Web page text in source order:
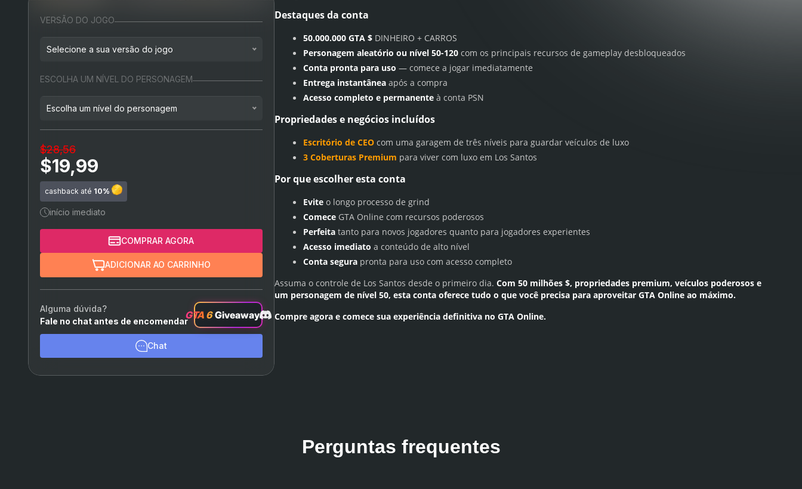
VERSÃO DO JOGO
Selecione a sua versão do jogo
Playstation 4
ESCOLHA UM NÍVEL DO PERSONAGEM
Escolha um nível do personagem
Nível 50(+$9,99)
Nível 120(+$19,99)
$28,56
$19,99
cashback até 10%
início imediato
COMPRAR AGORA
ADICIONAR AO CARRINHO
Alguma dúvida?
Fale no chat antes de encomendar
GTA 6Giveaway
Chat
Destaques da conta
50.000.000 GTA $ DINHEIRO + CARROS
Personagem aleatório ou nível 50-120 com os principais recursos de gameplay desbloqueados
Conta pronta para uso — comece a jogar imediatamente
Entrega instantâneaapós a compra
Acesso completo e permanente à conta PSN
Propriedades e negócios incluídos
Escritório de CEO com uma garagem de três níveis para guardar veículos de luxo
3 Coberturas Premium para viver com luxo em Los Santos
Por que escolher esta conta
Eviteo longo processo de grind
Comece GTA Online com recursos poderosos
Perfeita tanto para novos jogadores quanto para jogadores experientes
Acesso imediato a conteúdo de alto nível
Conta segura pronta para uso com acesso completo
Assuma o controle de Los Santos desde o primeiro dia. Com 50 milhões $, propriedades premium, veículos poderosos e
um personagem de nível 50, esta conta oferece tudo o que você precisa para aproveitar GTA Online ao máximo.
Compre agora e comece sua experiência definitiva no GTA Online.
Perguntas frequentes